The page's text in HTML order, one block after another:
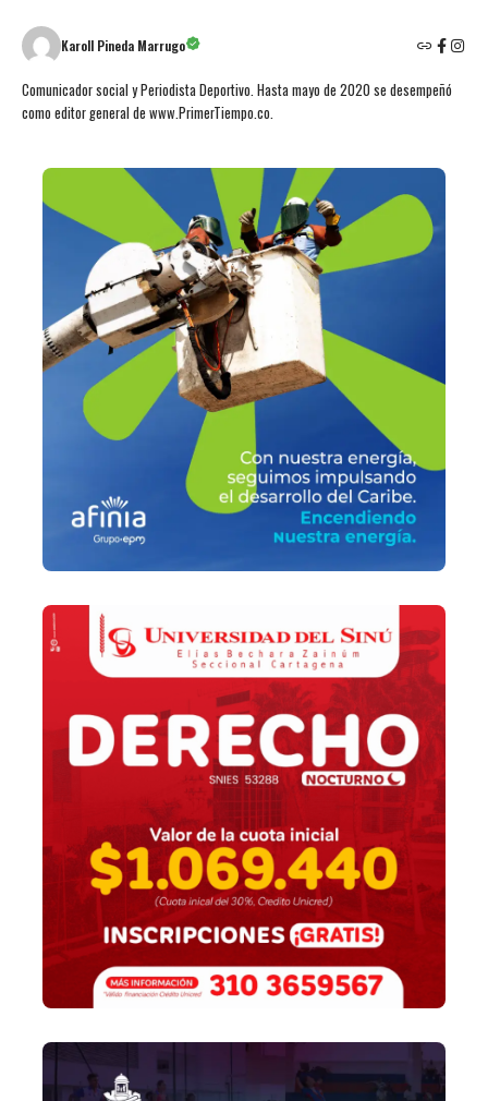
Karoll Pineda Marrugo
Comunicador social y Periodista Deportivo. Hasta mayo de 2020 se desempeñó
como editor general de www.PrimerTiempo.co.